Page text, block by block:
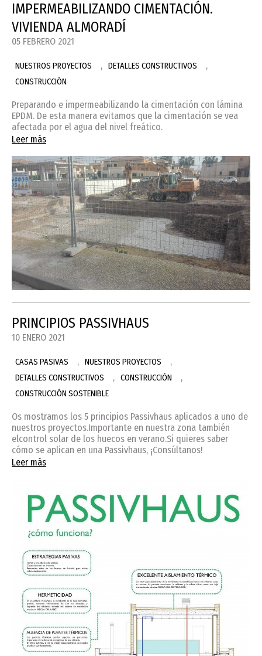
IMPERMEABILIZANDO CIMENTACIÓN.
VIVIENDA ALMORADÍ
05 FEBRERO 2021
NUESTROS PROYECTOS , DETALLES CONSTRUCTIVOS ,
CONSTRUCCIÓN
Preparando e impermeabilizando la cimentación con lámina
EPDM. De esta manera evitamos que la cimentación se vea
afectada por el agua del nivel freático.
Leer más
PRINCIPIOS PASSIVHAUS
10 ENERO 2021
CASAS PASIVAS , NUESTROS PROYECTOS ,
DETALLES CONSTRUCTIVOS , CONSTRUCCIÓN ,
CONSTRUCCIÓN SOSTENIBLE
Os mostramos los 5 principios Passivhaus aplicados a uno de
nuestros proyectos.Importante en nuestra zona también
elcontrol solar de los huecos en verano.Si quieres saber
cómo se aplican en una Passivhaus, ¡Consúltanos!
Leer más